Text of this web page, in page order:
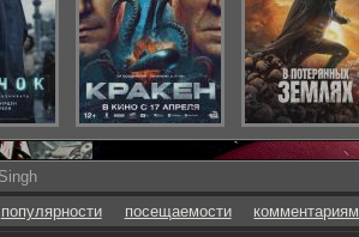
популярности посещаемости комментариям